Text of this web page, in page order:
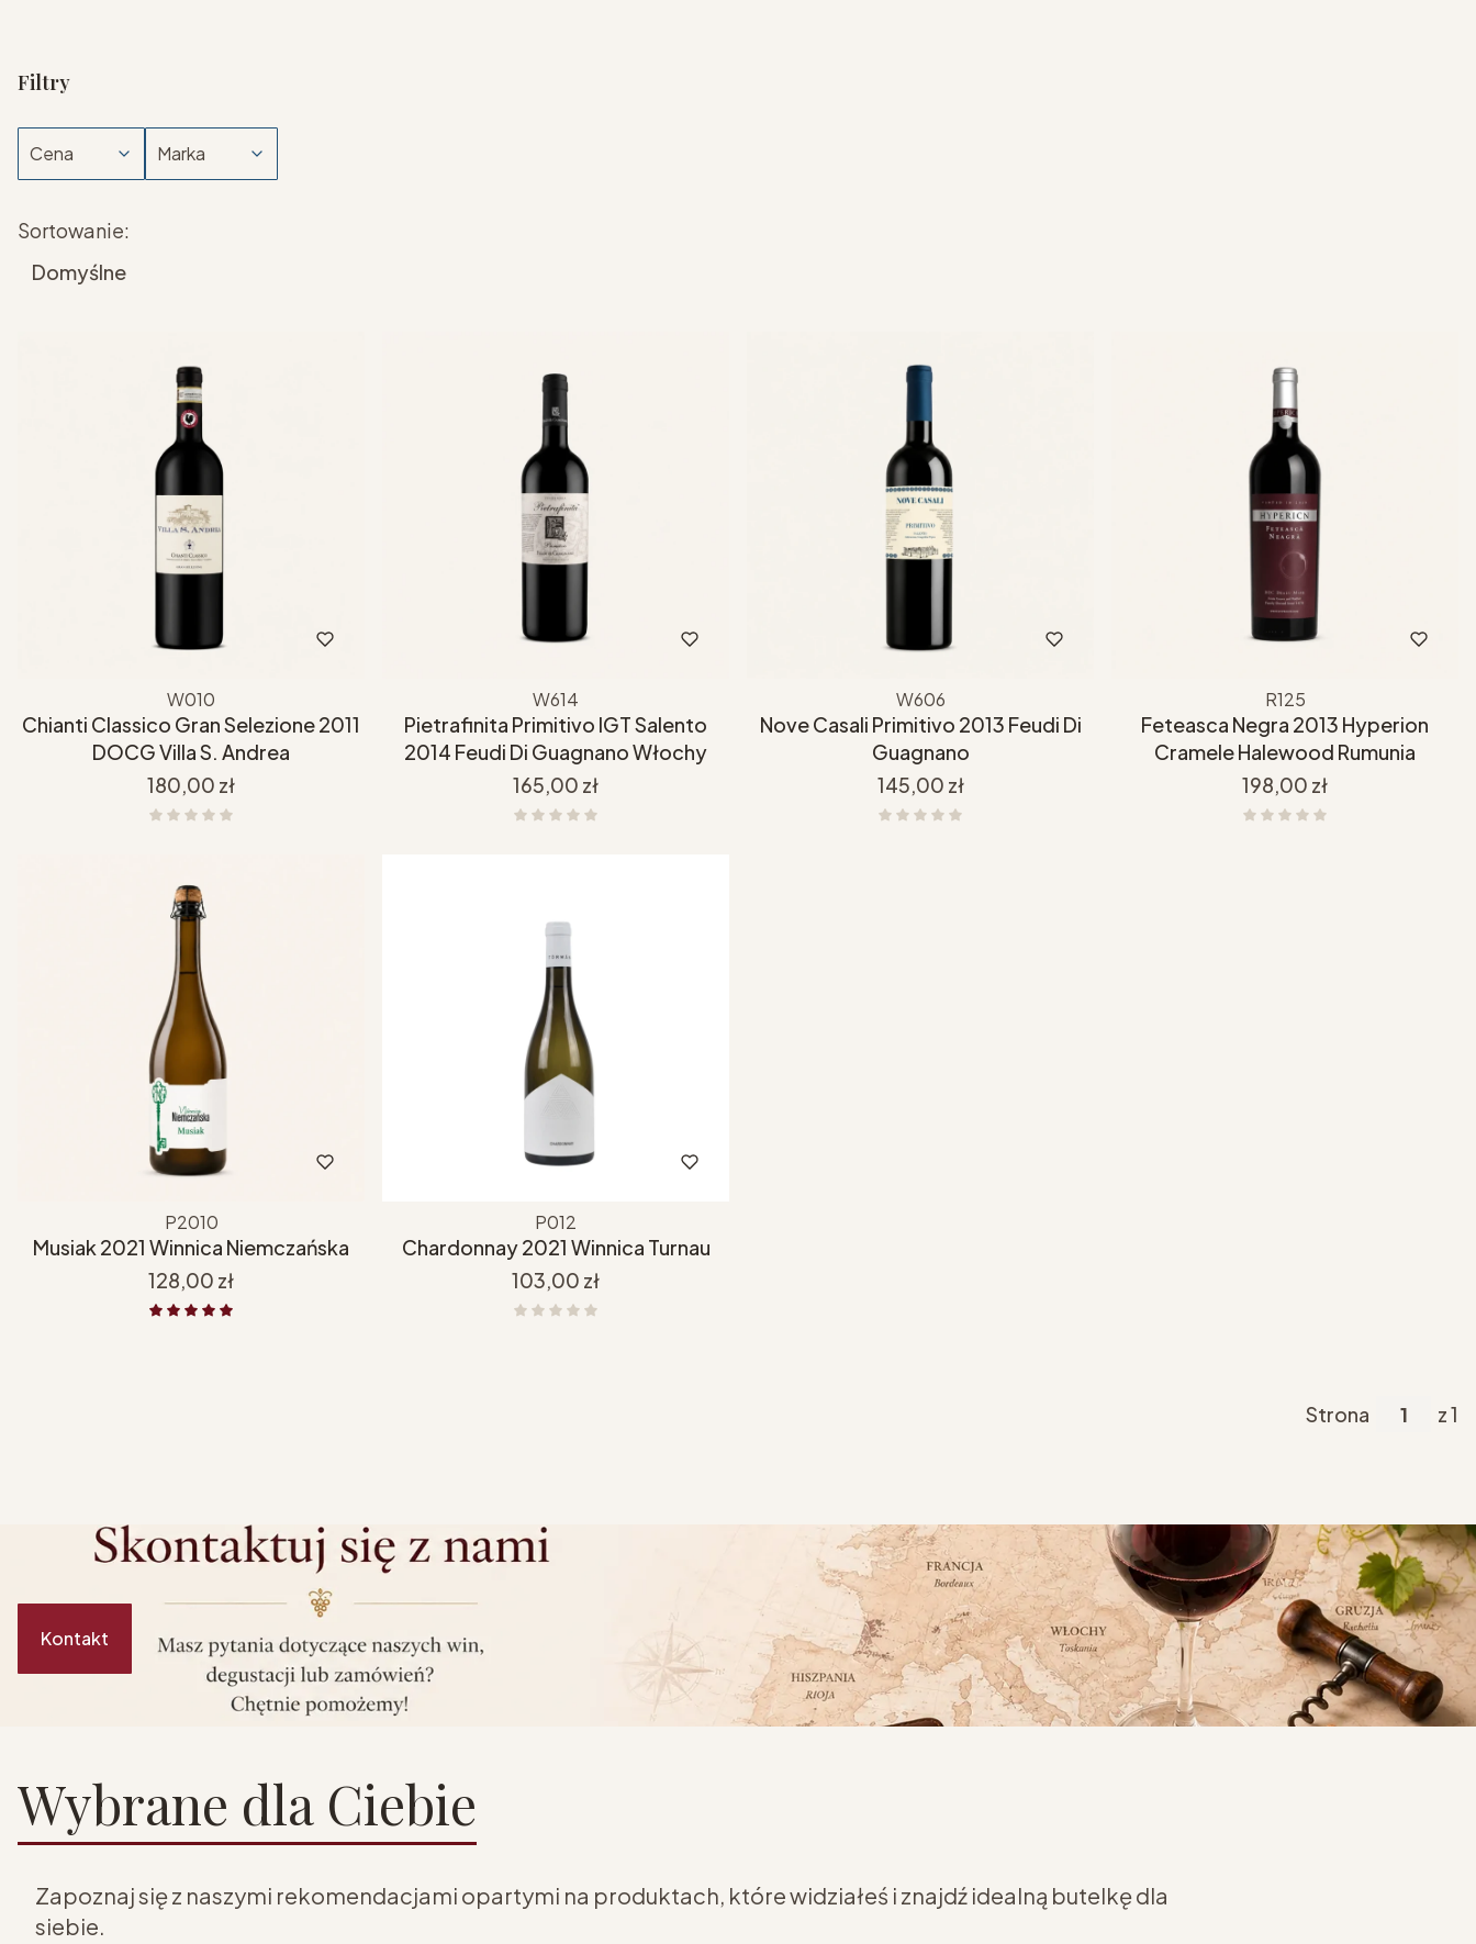
Filtry
Cena Marka
Lista produktów
Sortowanie:
Domyślne
W010
Chianti Classico Gran Selezione 2011
DOCG Villa S. Andrea
Cena
180,00 zł
W614
Pietrafinita Primitivo IGT Salento
2014 Feudi Di Guagnano Włochy
Cena
165,00 zł
W606
Nove Casali Primitivo 2013 Feudi Di
Guagnano
Cena
145,00 zł
R125
Feteasca Negra 2013 Hyperion
Cramele Halewood Rumunia
Cena
198,00 zł
P2010
Musiak 2021 Winnica Niemczańska
Cena
128,00 zł
P012
Chardonnay 2021 Winnica Turnau
Cena
103,00 zł
Strona z 1
Kontakt
Wybrane dla Ciebie
Zapoznaj się z naszymi rekomendacjami opartymi na produktach, które widziałeś i znajdź idealną butelkę dla
siebie.